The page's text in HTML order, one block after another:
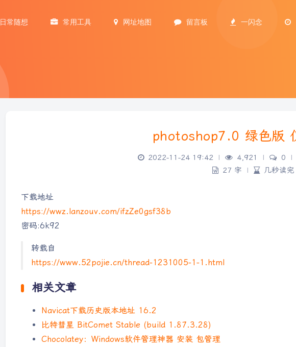
日常随想 常用工具 网址地图 留言板 一闪念
photoshop7.0 绿色版
2022-11-24 19:42 | 4,921 | 0
|
27 字
| 几秒读完
下载地址
https://wwz.lanzouv.com/ifzZe0gsf38b
密码:6k92
转载自
https://www.52pojie.cn/thread-1231005-1-1.html
相关文章
Navicat下载历史版本地址 16.2
比特彗星 BitComet Stable (build 1.87.3.28)
Chocolatey：Windows软件管理神器 安装 包管理